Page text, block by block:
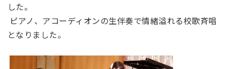
した。
ピアノ、アコーディオンの生伴奏で情緒溢れる校歌斉唱
となりました。